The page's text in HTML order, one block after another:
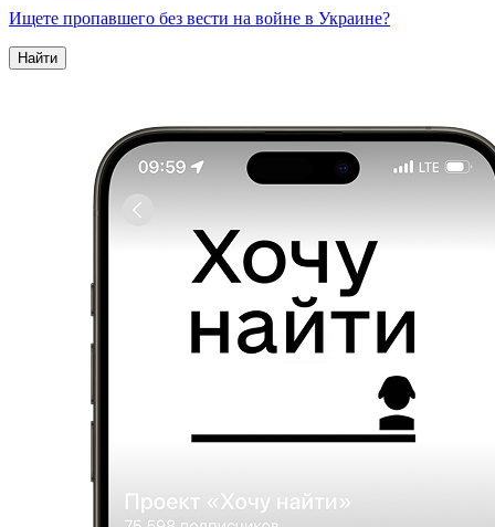
Ищете пропавшего без вести на войне в Украине?
Найти